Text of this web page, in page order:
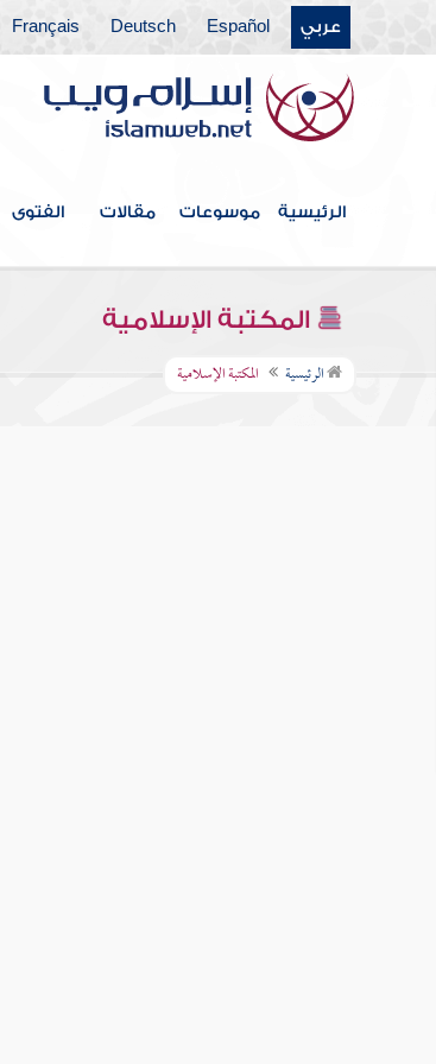
عربي Español
Deutsch
Français
الرئيسية موسوعات مقالات الفتوى
المكتبة الإسلامية
الرئيسية المكتبة الإسلامية